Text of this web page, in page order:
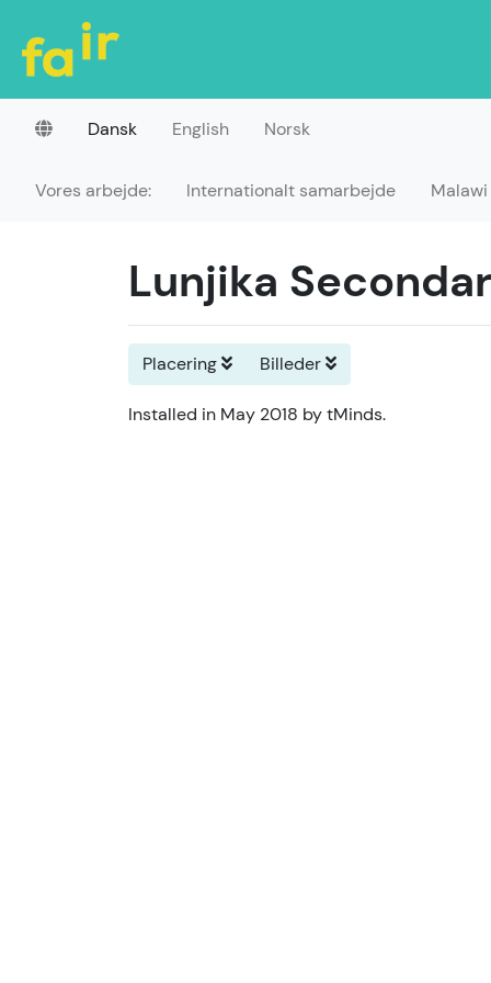
Dansk English Norsk
Vores arbejde: Internationalt samarbejde Malawi
Lunjika
Placering Billeder
Installed in May 2018 by tMinds.